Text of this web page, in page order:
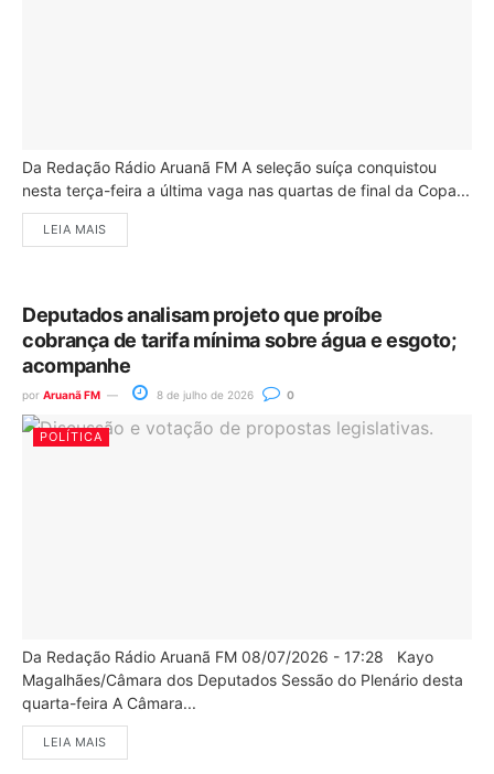
Da Redação Rádio Aruanã FM A seleção suíça conquistou
nesta terça-feira a última vaga nas quartas de final da Copa...
LEIA MAIS
Deputados analisam projeto que proíbe
cobrança de tarifa mínima sobre água e esgoto;
acompanhe
por Aruanã FM 8 de julho de 2026 0
POLÍTICA
Da Redação Rádio Aruanã FM 08/07/2026 - 17:28 Kayo
Magalhães/Câmara dos Deputados Sessão do Plenário desta
quarta-feira A Câmara...
LEIA MAIS